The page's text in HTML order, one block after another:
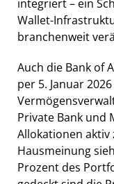
integriert – ein
Wallet-
branchenweit
Auch die Bank of
per 5. Januar
Private Bank und
Allokationen aktiv
Hausmeinung
Prozent des